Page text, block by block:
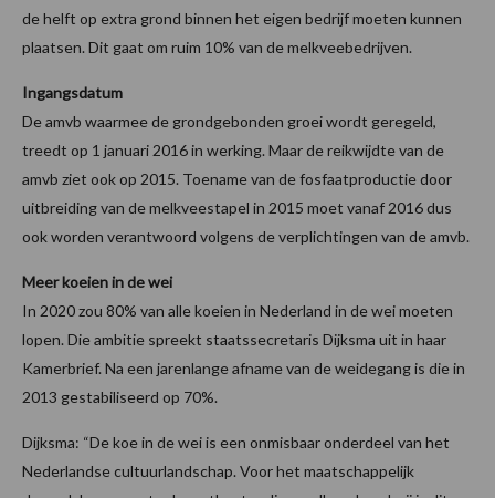
de helft op extra grond binnen het eigen bedrijf moeten kunnen
plaatsen. Dit gaat om ruim 10% van de melkveebedrijven.
Ingangsdatum
De amvb waarmee de grondgebonden groei wordt geregeld,
treedt op 1 januari 2016 in werking. Maar de reikwijdte van de
amvb ziet ook op 2015. Toename van de fosfaatproductie door
uitbreiding van de melkveestapel in 2015 moet vanaf 2016 dus
ook worden verantwoord volgens de verplichtingen van de amvb.
Meer koeien in de wei
In 2020 zou 80% van alle koeien in Nederland in de wei moeten
lopen. Die ambitie spreekt staatssecretaris Dijksma uit in haar
Kamerbrief. Na een jarenlange afname van de weidegang is die in
2013 gestabiliseerd op 70%.
Dijksma: “De koe in de wei is een onmisbaar onderdeel van het
Nederlandse cultuurlandschap. Voor het maatschappelijk